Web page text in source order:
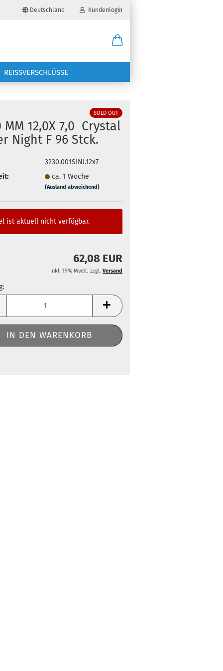
Deutschland Kundenlogin
vergessen?
REISSVERSCHLÜSSE
SOLD OUT
MM 12,0X 7,0 Crystal
Night F 96 Stck.
3230.001SINI.12x7
ca. 1 Woche
(Ausland abweichend)
ist aktuell nicht verfügbar.
62,08 EUR
inkl. 19% MwSt. zzgl. Versand